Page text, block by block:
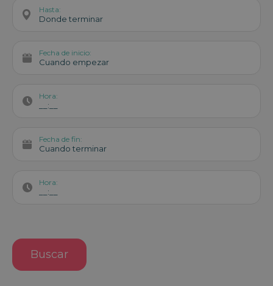
Hasta:
Donde terminar
Fecha de inicio:
Cuando empezar
Hora:
__:__
Fecha de fin:
Cuando terminar
Hora:
__:__
Buscar